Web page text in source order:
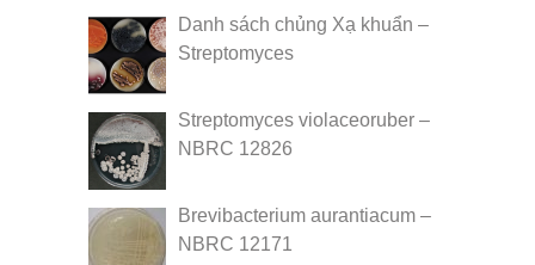
Danh sách chủng Xạ khuẩn –
Streptomyces
Streptomyces violaceoruber –
NBRC 12826
Brevibacterium aurantiacum –
NBRC 12171